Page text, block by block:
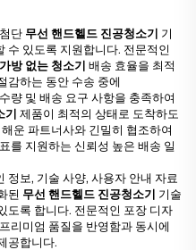
단 무선 핸드헬드 진공청소기 기
수 있도록 지원합니다. 전문적인
가방 없는 청소기 배송 효율을 최적
감하는 동안 수송 중에
량 및 배송 요구 사항을 충족하여
기 제품이 최적의 상태로 도착하도
운 파트너사와 긴밀히 협조하여
를 지원하는 신뢰성 높은 배송 일
정보, 기술 사양, 사용자 안내 자료
된 무선 핸드헬드 진공청소기 기술
도록 합니다. 전문적인 포장 디자
리미엄 품질을 반영함과 동시에
공합니다.